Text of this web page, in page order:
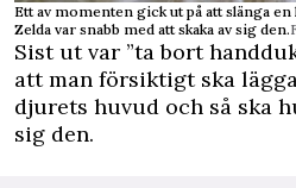
Ett av momenten gick ut på att slänga en
Zelda var snabb med att skaka av sig den.
Sist ut var ”ta bort
att man försiktigt ska
djurets huvud och så ska
sig den.